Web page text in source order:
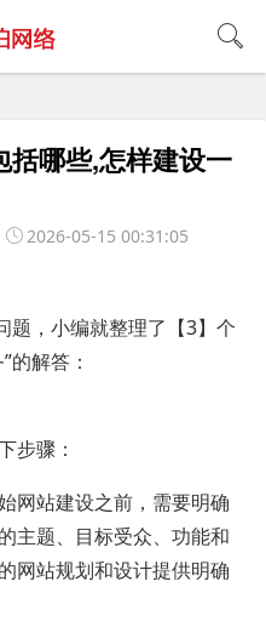
哪些,怎样建设一
2026-05-15 00:31:05
题，小编就整理了【3】个
的解答：
步骤：
网站建设之前，需要明确
主题、目标受众、功能和
网站规划和设计提供明确